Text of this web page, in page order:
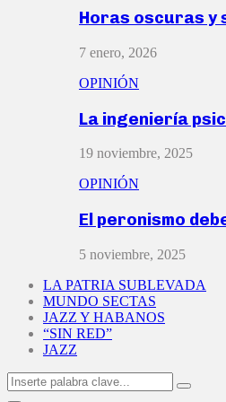
Horas oscuras y
7 enero, 2026
OPINIÓN
La ingeniería
19 noviembre, 2025
OPINIÓN
El peronismo
5 noviembre, 2025
LA PATRIA SUBLEVADA
MUNDO SECTAS
JAZZ Y HABANOS
“SIN RED”
JAZZ
Search
for:
Search